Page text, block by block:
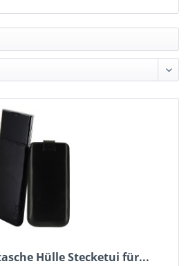
Hülle Stecketui für...